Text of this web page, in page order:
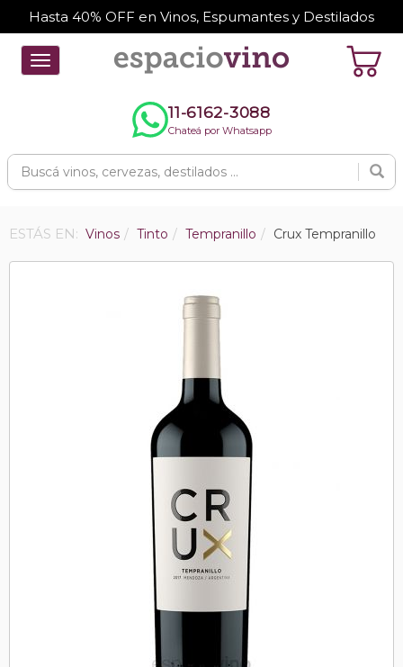
Hasta 40% OFF en Vinos, Espumantes y Destilados
Toggle
navigation
11-6162-3088
Chateá por Whatsapp
ESTÁS EN: Vinos Tinto Tempranillo Crux Tempranillo